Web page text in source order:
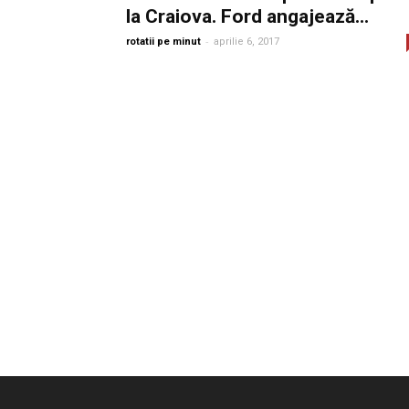
la Craiova. Ford angajează...
rotatii pe minut - aprilie 6, 2017